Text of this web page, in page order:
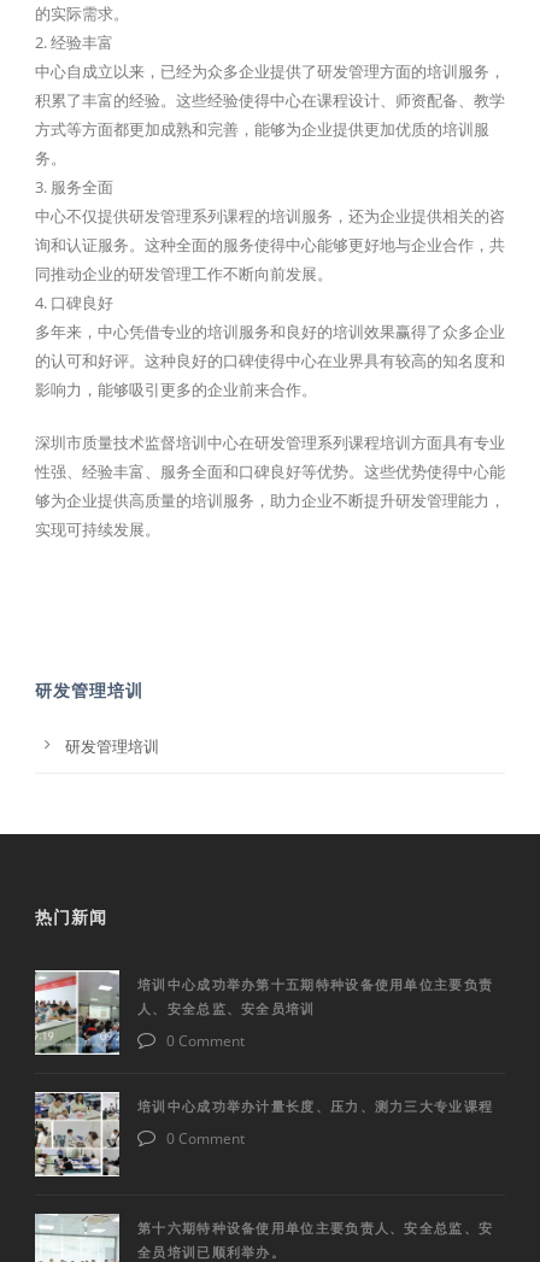
的实际需求。
2. 经验丰富
中心自成立以来，已经为众多企业提供了研发管理方面的培训服务，
积累了丰富的经验。这些经验使得中心在课程设计、师资配备、教学
方式等方面都更加成熟和完善，能够为企业提供更加优质的培训服
务。
3. 服务全面
中心不仅提供研发管理系列课程的培训服务，还为企业提供相关的咨
询和认证服务。这种全面的服务使得中心能够更好地与企业合作，共
同推动企业的研发管理工作不断向前发展。
4. 口碑良好
多年来，中心凭借专业的培训服务和良好的培训效果赢得了众多企业
的认可和好评。这种良好的口碑使得中心在业界具有较高的知名度和
影响力，能够吸引更多的企业前来合作。
深圳市质量技术监督培训中心在研发管理系列课程培训方面具有专业
性强、经验丰富、服务全面和口碑良好等优势。这些优势使得中心能
够为企业提供高质量的培训服务，助力企业不断提升研发管理能力，
实现可持续发展。
研发管理培训
研发管理培训
热门新闻
培训中心成功举办第十五期特种设备使用单位主要负责
人、安全总监、安全员培训
0 Comment
培训中心成功举办计量长度、压力、测力三大专业课程
0 Comment
第十六期特种设备使用单位主要负责人、安全总监、安
全员培训已顺利举办。